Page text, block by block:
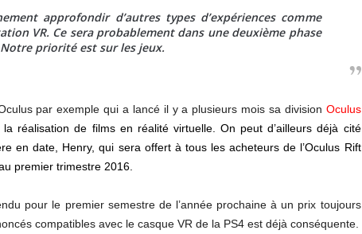
approfondir d’autres types d’expériences comme
VR. Ce sera probablement dans une deuxième phase
priorité est sur les jeux.
par exemple qui a lancé il y a plusieurs mois sa division Oculus
réalisation de films en réalité virtuelle. On peut d’ailleurs déjà cité
en date, Henry, qui sera offert à tous les acheteurs de l’Oculus Rift
premier trimestre 2016.
pour le premier semestre de l’année prochaine à un prix toujours
compatibles avec le casque VR de la PS4 est déjà conséquente.